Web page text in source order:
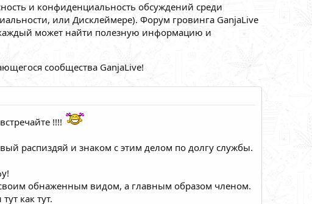
и конфиденциальность обсуждений среди
или Дисклеймере). Форум гровинга GanjaLive
может найти полезную информацию и
сообщества GanjaLive!
!!!!
распиздяй и знаком с этим делом по долгу службы.
обнаженным видом, а главным образом членом.
как тут.